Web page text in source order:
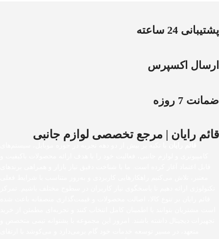
پشتیبانی 24 ساعته
ارسال اکسپرس
ضمانت 7 روزه
قائم رایان | مرجع تخصصی لوازم جانبی